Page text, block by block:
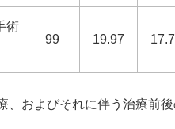
術
99 19.97
およびそれに伴う治療前